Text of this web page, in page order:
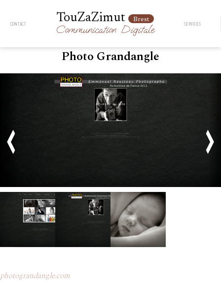
CONTACT TouZaZimut Brest
Communication Digitale SERVICES
Photo Grandangle
photograndangle.com